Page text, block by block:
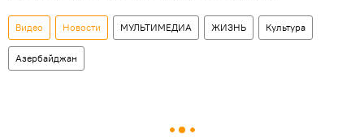
Видео Новости МУЛЬТИМЕДИА ЖИЗНЬ Культура
Азербайджан